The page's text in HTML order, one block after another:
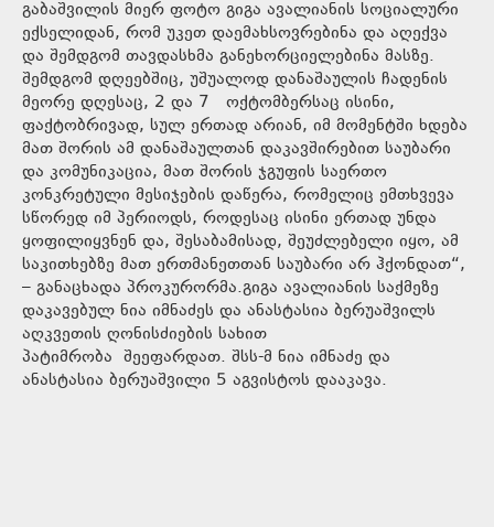
გაბაშვილის მიერ ფოტო გიგა ავალიანის სოციალური
ექსელიდან, რომ უკეთ დაემახსოვრებინა და აღექვა
და შემდგომ თავდასხმა განეხორციელებინა მასზე.
შემდგომ დღეებშიც, უშუალოდ დანაშაულის ჩადენის
მეორე დღესაც, 2 და 7 ოქტომბერსაც ისინი,
ფაქტობრივად, სულ ერთად არიან, იმ მომენტში ხდება
მათ შორის ამ დანაშაულთან დაკავშირებით საუბარი
და კომუნიკაცია, მათ შორის ჯგუფის საერთო
კონკრეტული მესიჯების დაწერა, რომელიც ემთხვევა
სწორედ იმ პერიოდს, როდესაც ისინი ერთად უნდა
ყოფილიყვნენ და, შესაბამისად, შეუძლებელი იყო, ამ
საკითხებზე მათ ერთმანეთთან საუბარი არ ჰქონდათ“,
– განაცხადა პროკურორმა.გიგა ავალიანის საქმეზე
დაკავებულ ნია იმნაძეს და ანასტასია ბერუაშვილს
აღკვეთის ღონისძიების სახით
პატიმრობა შეეფარდათ. შსს-მ ნია იმნაძე და
ანასტასია ბერუაშვილი 5 აგვისტოს დააკავა.